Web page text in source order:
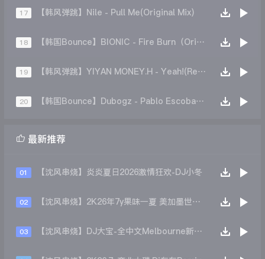
17 【韩风弹跳】Nile - Pull Me(Original Mix)
18 【韩国Bounce】BIONIC - Fire Burn（Original Mix）
19 【韩风弹跳】YIYAN MONEY.H - Yeah!(Remix)
20 【韩国Bounce】Dubogz - Pablo Escobar (CAREY REMIX)
 最新推荐
01 【沈风串烧】炎炎夏日2026激情狂欢-DJ小冬
02 【沈风串烧】2K26年7y果味一夏 美加墨世界杯主题跳舞派对专辑 - Dj.阿帅
03 【沈风串烧】DJ大宝-全中文Melbourne新弹跳一飞冲天重低音上劲风暴MUSIC慢摇大碟